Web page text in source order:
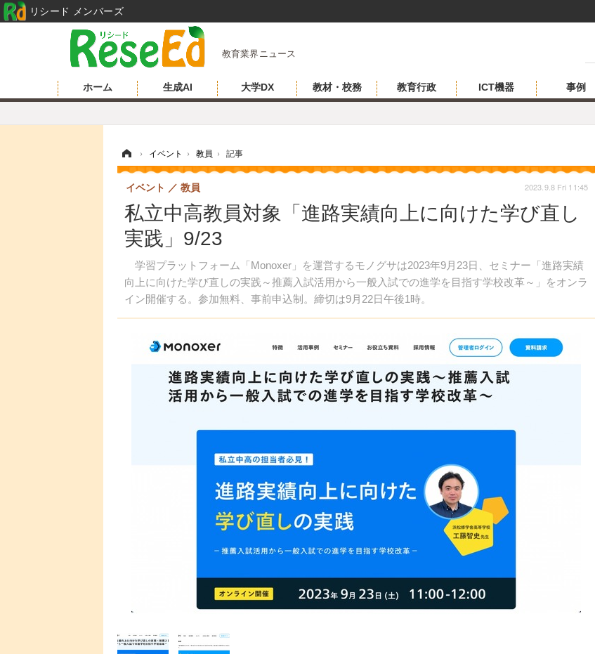
教育業界ニュース
ホーム 生成AI 大学DX 教材・校務 教育行政 ICT機器 事例
› イベント › 教員 › 記事
私立中高教員対象「進路実績向上に向けた学び直し
実践」9/23
学習プラットフォーム「Monoxer」を運営するモノグサは2023年9月23日、セミナー「進路実績
向上に向けた学び直しの実践～推薦入試活用から一般入試での進学を目指す学校改革～」をオンラ
イン開催する。参加無料、事前申込制。締切は9月22日午後1時。
イベント 教員 2023.9.8 Fri 11:45
リシード メンバーズ